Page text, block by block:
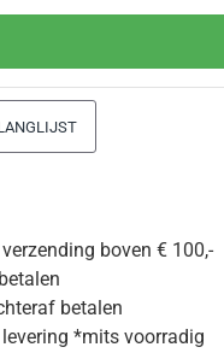
boven € 100,-
betalen
*mits voorradig